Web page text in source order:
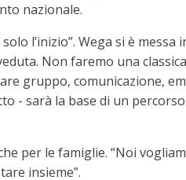
nazionale.
l’inizio”. Wega si è messa
Non faremo una
gruppo, comunicazione,
- sarà la base di un
per le famiglie. “Noi
insieme”.